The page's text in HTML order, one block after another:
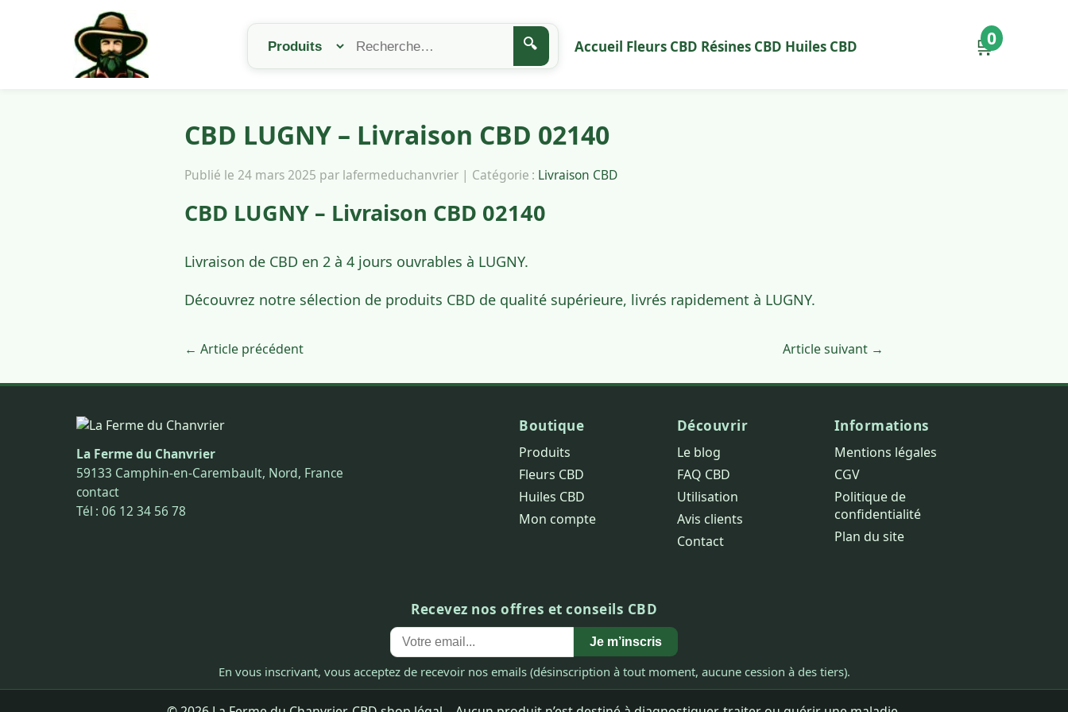
🔍 Accueil Fleurs CBD Résines CBD Huiles CBD 🛒
0
CBD LUGNY – Livraison CBD 02140
Publié le 24 mars 2025 par lafermeduchanvrier | Catégorie : Livraison CBD
CBD LUGNY – Livraison CBD 02140
Livraison de CBD en 2 à 4 jours ouvrables à LUGNY.
Découvrez notre sélection de produits CBD de qualité supérieure, livrés rapidement à LUGNY.
← Article précédent Article suivant →
La Ferme du Chanvrier
59133 Camphin-en-Carembault, Nord, France
contact
Tél : 06 12 34 56 78
Boutique
Produits
Fleurs CBD
Huiles CBD
Mon compte
Découvrir
Le blog
FAQ CBD
Utilisation
Avis clients
Contact
Informations
Mentions légales
CGV
Politique de
confidentialité
Plan du site
Recevez nos offres et conseils CBD
Je m’inscris
En vous inscrivant, vous acceptez de recevoir nos emails (désinscription à tout moment, aucune cession à des tiers).